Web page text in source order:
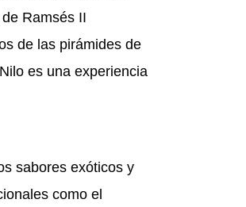
Ramsés II
de las pirámides de
es una experiencia
sabores exóticos y
como el